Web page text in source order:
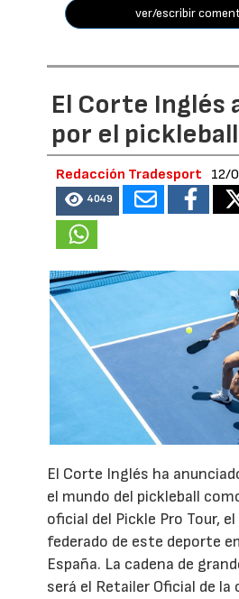
ver/escribir
El Corte Inglés
por el pickleball
Redacción Tradesport 12/
4049
El Corte Inglés ha
el mundo del pickleball
oficial del Pickle Pro Tour,
federado de este deporte
España. La cadena de
será el Retailer Oficial de